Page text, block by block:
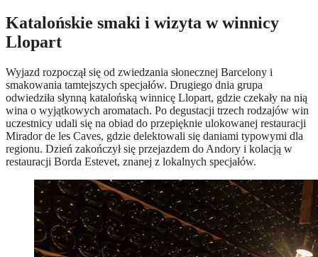
Katalońskie smaki i wizyta w winnicy
Llopart
Wyjazd rozpoczął się od zwiedzania słonecznej Barcelony i
smakowania tamtejszych specjałów. Drugiego dnia grupa
odwiedziła słynną katalońską winnicę Llopart, gdzie czekały na nią
wina o wyjątkowych aromatach. Po degustacji trzech rodzajów win
uczestnicy udali się na obiad do przepięknie ulokowanej restauracji
Mirador de les Caves, gdzie delektowali się daniami typowymi dla
regionu. Dzień zakończył się przejazdem do Andory i kolacją w
restauracji Borda Estevet, znanej z lokalnych specjałów.